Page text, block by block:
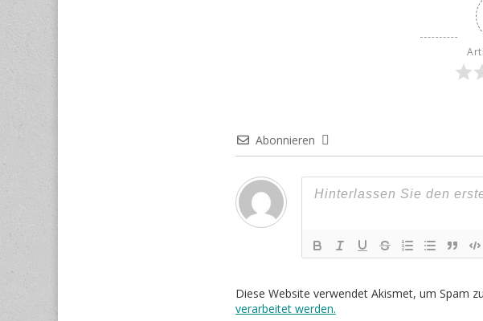
Abonnieren
Diese Website verwendet Akismet, um Spam
verarbeitet werden.